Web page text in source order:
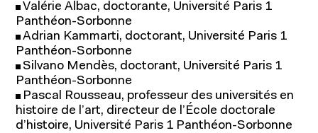
Chaires
Expertise économique et marketing
Valérie Albac, doctorante, Université Paris 1
Panthéon-Sorbonne
Adrian Kammarti, doctorant, Université Paris 1
Panthéon-Sorbonne
Silvano Mendès, doctorant, Université Paris 1
Panthéon-Sorbonne
Pascal Rousseau, professeur des universités en
histoire de l’art, directeur de l’École doctorale
d’histoire, Université Paris 1 Panthéon-Sorbonne